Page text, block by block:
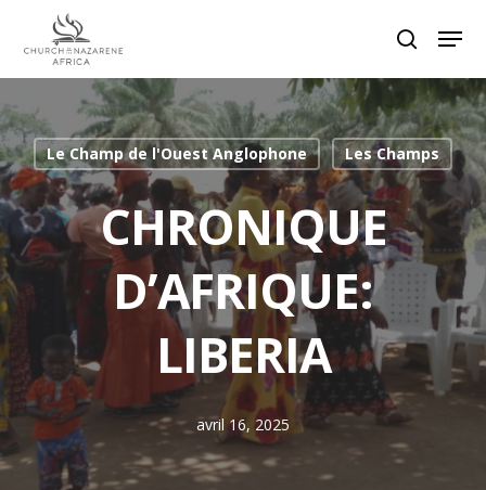
Hit enter to search or ESC to close
Le Champ de l'Ouest Anglophone Les Champs
CHRONIQUE
D’AFRIQUE:
LIBERIA
avril 16, 2025